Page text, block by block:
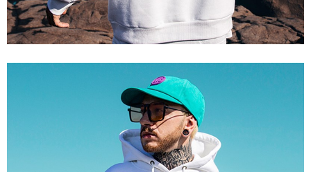
【Nota Penting】
1. Perkhidmatan ini disediakan oleh "Taiwan Mobile Co., Ltd." untuk
membolehkan pengguna membeli produk atau perkhidmatan melalui
2. Berdasarkan tujuan kontrak persetujuan pembayaran menggunakan
"Pembayaran Ansuran Gogo", kedai akan memberikan maklumat peribadi
anda (termasuk nama, telefon atau alamat) kepada Taiwan Mobile untuk
pengumpulan, pemprosesan dan penggunaan, untuk pengesahan,
semakan dan pembetulan data yang diperlukan untuk bil ansuran oleh
3. Sila baca syarat perkhidmatan pengguna secara lengkap melalui